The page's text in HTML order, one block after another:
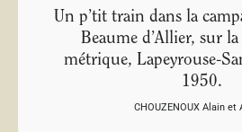
Un p’tit train dans la
Beaume d’Allier, sur
métrique, Lapeyrouse-
1950.
CHOUZENOUX Alain et